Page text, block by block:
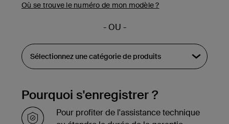
Où se trouve le numéro de mon modèle ?
- OU -
Pourquoi s'enregistrer ?
Pour profiter de l'assistance technique